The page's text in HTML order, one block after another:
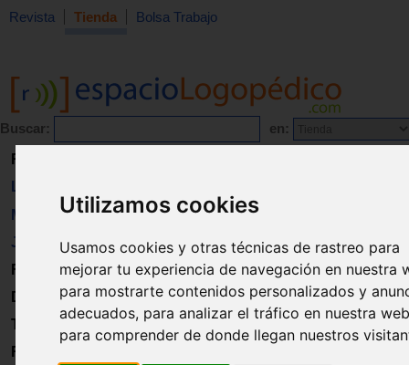
Utilizamos cookies
Usamos cookies y otras técnicas de rastreo para
mejorar tu experiencia de navegación en nuestra
para mostrarte contenidos personalizados y
adecuados, para analizar el tráfico en nuestra
para comprender de donde llegan nuestros
Revista Tienda Bolsa Trabajo
Buscar: en:
Revista
Libros
Material
Juguetes
Formación
Directorio
Trabajo
Registro